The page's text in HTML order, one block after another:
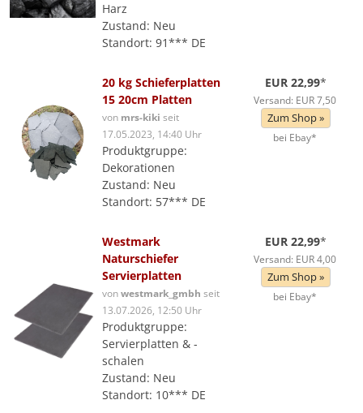
Harz
Zustand: Neu
Standort: 91*** DE
20 kg Schieferplatten
15 20cm Platten
von mrs-kiki seit
17.05.2023, 14:40 Uhr
Produktgruppe:
Dekorationen
Zustand: Neu
Standort: 57*** DE
EUR 22,99*
Versand: EUR 7,50
Zum Shop »
bei Ebay*
Westmark
Naturschiefer
Servierplatten
vonwestmark_gmbh seit
13.07.2026, 12:50 Uhr
Produktgruppe:
Servierplatten & -
schalen
Zustand: Neu
Standort: 10*** DE
EUR 22,99*
Versand: EUR 4,00
Zum Shop »
bei Ebay*